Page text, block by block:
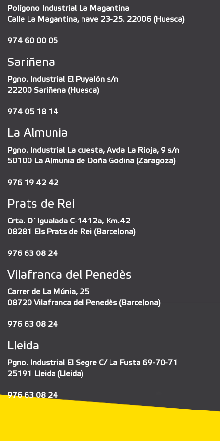
Polígono Industrial La Magantina
Calle La Magantina, nave 23-25. 22006 (Huesca)
974 60 00 05
Sariñena
Pgno. Industrial El Puyalón s/n
22200 Sariñena (Huesca)
974 05 18 14
La Almunia
Pgno. Industrial La cuesta, Avda La Rioja, 9 s/n
50100 La Almunia de Doña Godina (Zaragoza)
976 19 42 42
Prats de Rei
Crta. D´Igualada C-1412a, Km.42
08281 Els Prats de Rei (Barcelona)
976 63 08 24
Vilafranca del Penedès
Carrer de La Múnia, 25
08720 Vilafranca del Penedès (Barcelona)
976 63 08 24
Lleida
Pgno. Industrial El Segre C/ La Fusta 69-70-71
25191 Lleida (Lleida)
976 63 08 24